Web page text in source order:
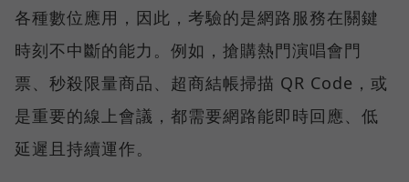
各種數位應用，因此，考驗的是網路服務在關鍵
時刻不中斷的能力。例如，搶購熱門演唱會門
票、秒殺限量商品、超商結帳掃描 QR Code，或
是重要的線上會議，都需要網路能即時回應、低
延遲且持續運作。